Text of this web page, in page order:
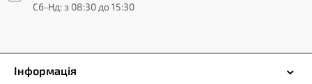
Сб-Нд: з 08:30 до 15:30
Інформація